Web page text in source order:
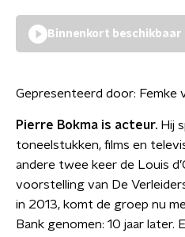
Binnenkort beschikbaar
Gepresenteerd door: Femke
Pierre Bokma is acteur. Hij
toneelstukken, films en
andere twee keer de Louis
voorstelling van De
in 2013, komt de groep nu
Bank genomen: 10 jaar later.